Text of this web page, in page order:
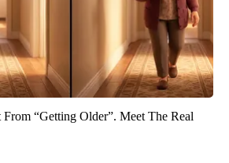
From “Getting Older”. Meet The Real